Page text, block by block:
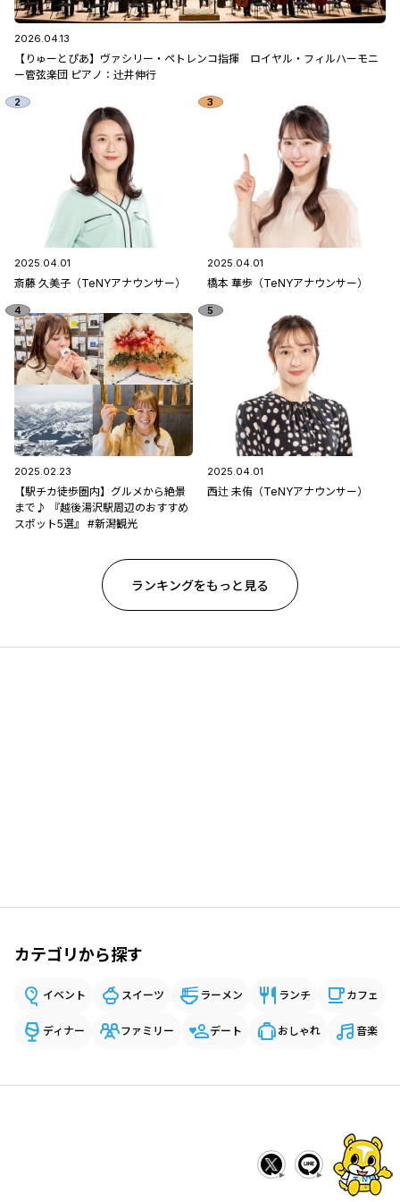
2026.04.13
【りゅーとぴあ】ヴァシリー・ペトレンコ指揮 ロイヤル・フィルハーモニ
ー管弦楽団 ピアノ：辻󠄀井伸行
2025.04.01
斎藤 久美子（TeNYアナウンサー）
2025.04.01
橋本 華歩（TeNYアナウンサー）
2025.02.23
【駅チカ徒歩圏内】グルメから絶景
まで♪ 『越後湯沢駅周辺のおすすめ
スポット5選』 #新潟観光
2025.04.01
西辻 未侑（TeNYアナウンサー）
ランキングをもっと見る
カテゴリから探す
イベント スイーツ ラーメン ランチ カフェ
ディナー ファミリー デート おしゃれ 音楽